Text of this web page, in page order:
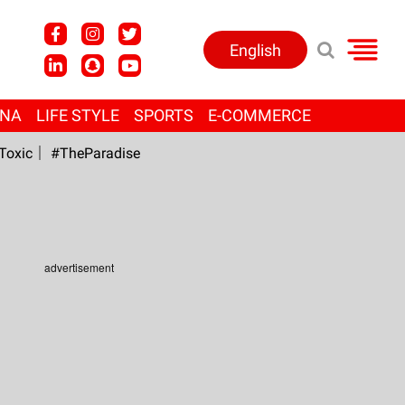
English
LIFE STYLE SPORTS E-COMMERCE
#TheParadise
advertisement